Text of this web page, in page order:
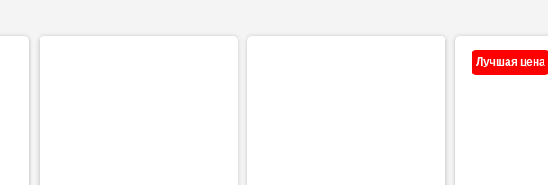
Лучшая цена